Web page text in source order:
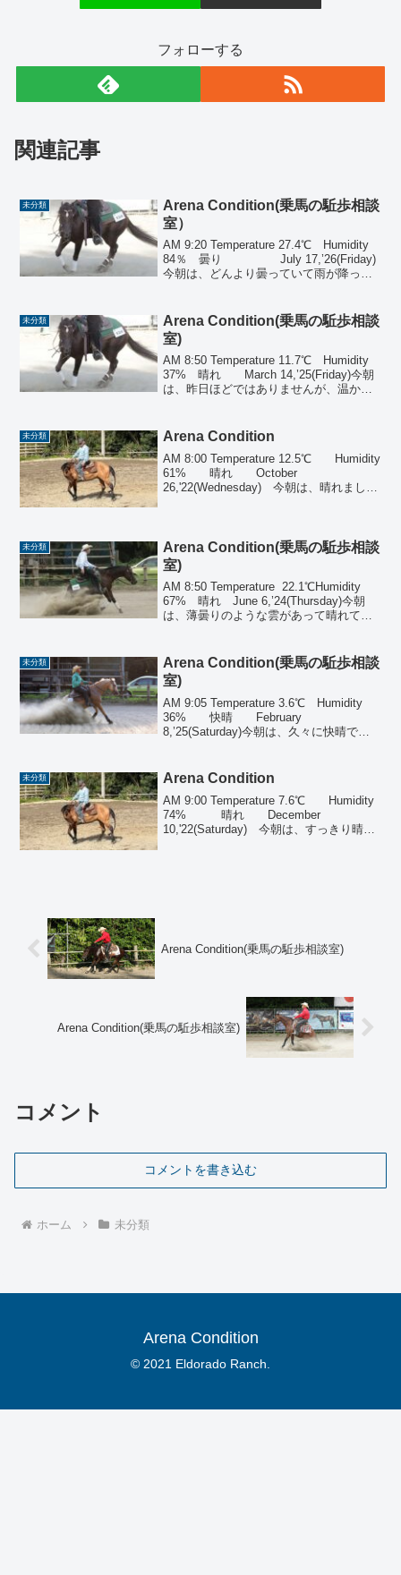
フォローする
関連記事
未分類
Arena Condition(乗馬の駈歩相談
室）
AM 9:20 Temperature 27.4℃ Humidity
84％ 曇り July 17,’26(Friday)
今朝は、どんより曇っていて雨が降って
む】
未分類
Arena Condition(乗馬の駈歩相談
室)
AM 8:50 Temperature 11.7℃ Humidity
37% 晴れ March 14,’25(Friday)今朝
は、昨日ほどではありませんが、温かく
い…【続きを読む】
未分類 Arena Condition
AM 8:00 Temperature 12.5℃ Humidity
61% 晴れ October
26,'22(Wednesday) 今朝は、晴れました
未分類
Arena Condition(乗馬の駈歩相談
室)
AM 8:50 Temperature 22.1℃Humidity
67% 晴れ June 6,’24(Thursday)今朝
は、薄曇りのような雲があって晴れてい
木が…【続きを読む】
未分類
Arena Condition(乗馬の駈歩相談
室)
AM 9:05 Temperature 3.6℃ Humidity
36% 快晴 February
8,’25(Saturday)今朝は、久々に快晴で
た。馬場は、ベス…【続きを読む】
未分類 Arena Condition
AM 9:00 Temperature 7.6℃ Humidity
74% 晴れ December
10,'22(Saturday) 今朝は、すっきり晴れ
Arena Condition(乗馬の駈歩相談室)
Arena Condition(乗馬の駈歩相談室)
コメント
コメントを書き込む
ホーム 未分類
Arena Condition
© 2021 Eldorado Ranch.